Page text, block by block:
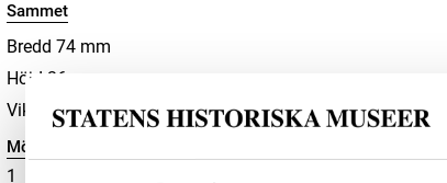
Sammet
Bredd 74 mm
Höjd 26 mm
Vikt 46 g
Mönsterpressning
1